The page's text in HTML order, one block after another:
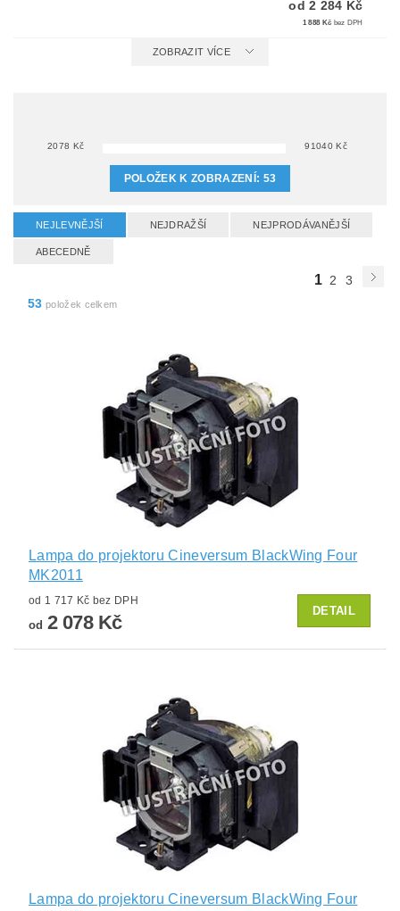
od 2 284 Kč
1 888 Kč bez DPH
ZOBRAZIT VÍCE
2078 Kč 91040Kč
POLOŽEK K ZOBRAZENÍ: 53
NEJLEVNĚJŠÍ NEJDRAŽŠÍ NEJPRODÁVANĚJŠÍ
ABECEDNĚ
1 2
3
53 položek celkem
Lampa do projektoru Cineversum BlackWing Four
MK2011
od 1 717 Kč bez DPH
od 2 078 Kč
DETAIL
Lampa do projektoru Cineversum BlackWing Four